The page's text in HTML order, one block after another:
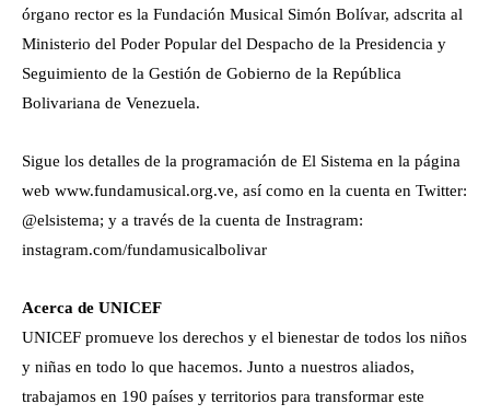
órgano rector es la Fundación Musical Simón Bolívar, adscrita al
Ministerio del Poder Popular del Despacho de la Presidencia y
Seguimiento de la Gestión de Gobierno de la República
Bolivariana de Venezuela.
Sigue los detalles de la programación de El Sistema en la página
web www.fundamusical.org.ve, así como en la cuenta en Twitter:
@elsistema; y a través de la cuenta de Instragram:
instagram.com/fundamusicalbolivar
Acerca de UNICEF
UNICEF promueve los derechos y el bienestar de todos los niños
y niñas en todo lo que hacemos. Junto a nuestros aliados,
trabajamos en 190 países y territorios para transformar este